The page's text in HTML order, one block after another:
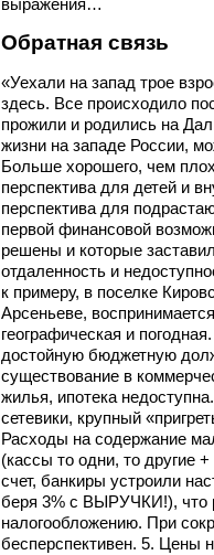
Обратная связь
«Уехали на запад трое
здесь. Все происходило
прожили и родились на
жизни на западе России,
Больше хорошего, чем
перспектива для детей и
перспектива для
первой финансовой
решены и которые
отдаленность и
к примеру, в поселке
Арсеньеве,
географическая и
достойную бюджетную
существование в
жилья, ипотека
сетевики, крупный
Расходы на содержание
(кассы то одни, то другие
счет, банкиры устроили
беря 3% с ВЫРУЧКИ!), что
налогообложению. При
бесперспективен. 5. Цены